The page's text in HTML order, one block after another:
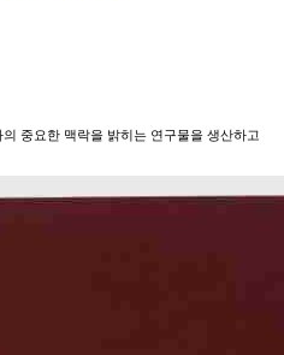
중요한 맥락을 밝히는 연구물을 생산하고